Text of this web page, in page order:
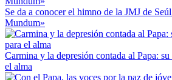
Se da a conocer el himno de la JMJ de
Mundum»
Carmina y la depresión contada al Papa:
el alma